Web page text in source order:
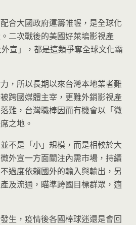
合大國政府運籌帷幄，是全球化
二次戰後的美國好萊塢影視產
宣」，都是這類爭奪全球文化霸
，所以長期以來台灣本地業者難
跨國媒體主宰，更難外銷影視產
難，台灣職棒因而有機會以「微
之地。
不是「小」規模，而是相較於大
外宣一方面關注內需市場，持續
過度依賴國外的輸入與輸出，另
及流通，瞄準跨國目標群眾，適
生，疫情後各國棒球迷還是會回